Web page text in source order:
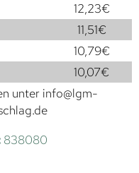
12,23€
11,51€
10,79€
10,07€
unter info@lgm-
838080